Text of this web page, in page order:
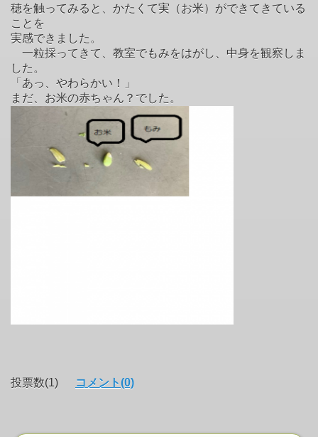
穂を触ってみると、かたくて実（お米）ができてきている
ことを
実感できました。
一粒採ってきて、教室でもみをはがし、中身を観察しま
した。
「あっ、やわらかい！」
まだ、お米の赤ちゃん？でした。
投票数(1) コメント(0)